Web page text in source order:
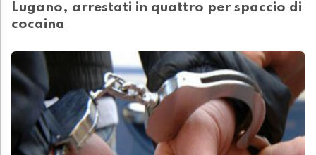
Lugano, arrestati in quattro per spaccio di
cocaina